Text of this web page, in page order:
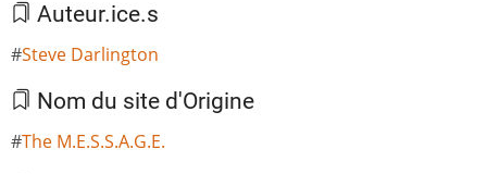
Auteur.ice.s
Steve Darlington
Nom du site d'Origine
The M.E.S.S.A.G.E.